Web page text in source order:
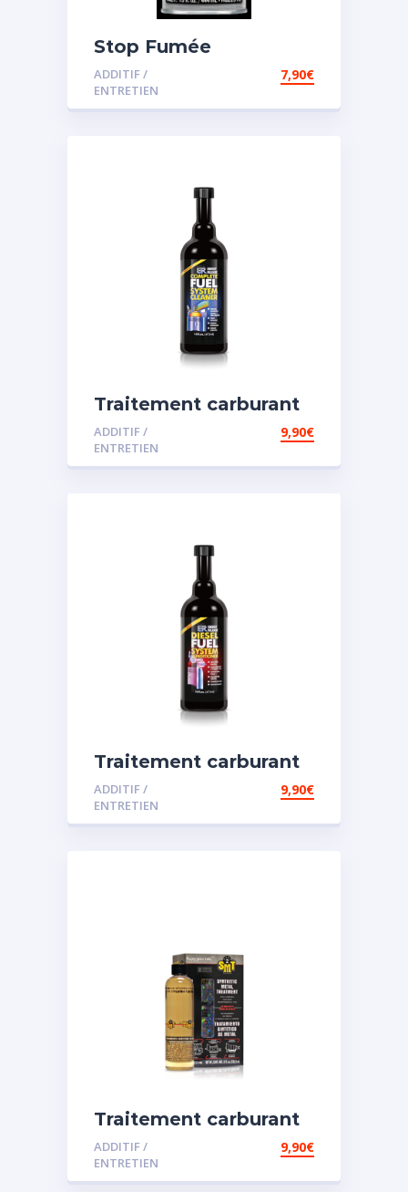
Stop Fumée
ADDITIF /
ENTRETIEN
7,90€
Traitement carburant
diesel et essence
ADDITIF /
ENTRETIEN
9,90€
Traitement carburant
spécial diesel
ADDITIF /
ENTRETIEN
9,90€
Traitement carburant
spécial essence
ADDITIF /
ENTRETIEN
9,90€